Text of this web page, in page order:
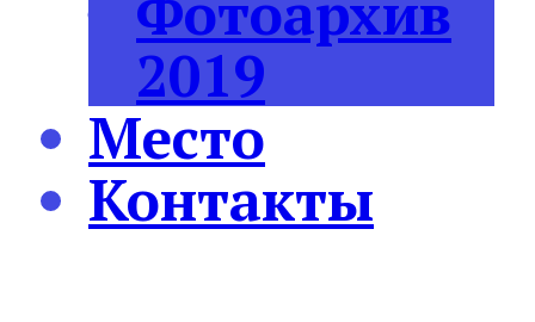
2019
Место
Контакты